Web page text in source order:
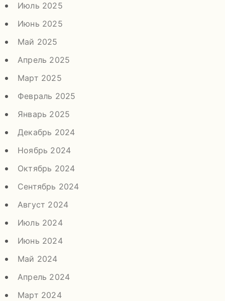
Июль 2025
Июнь 2025
Май 2025
Апрель 2025
Март 2025
Февраль 2025
Январь 2025
Декабрь 2024
Ноябрь 2024
Октябрь 2024
Сентябрь 2024
Август 2024
Июль 2024
Июнь 2024
Май 2024
Апрель 2024
Март 2024